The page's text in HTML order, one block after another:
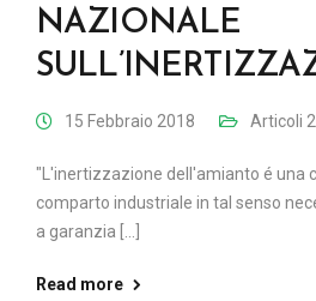
NAZIONALE
15 Febbraio 2018 Articoli
"L'inertizzazione dell'amianto é una
comparto industriale in tal senso
a garanzia [...]
Read more